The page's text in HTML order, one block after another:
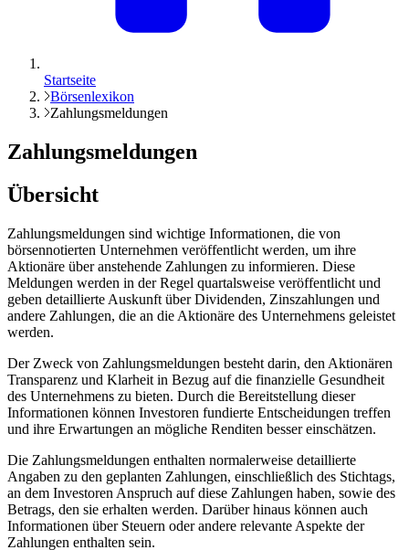
Startseite
Börsenlexikon
Zahlungsmeldungen
Zahlungsmeldungen
Übersicht
Zahlungsmeldungen sind wichtige Informationen, die von
börsennotierten Unternehmen veröffentlicht werden, um ihre
Aktionäre über anstehende Zahlungen zu informieren. Diese
Meldungen werden in der Regel quartalsweise veröffentlicht und
geben detaillierte Auskunft über Dividenden, Zinszahlungen und
andere Zahlungen, die an die Aktionäre des Unternehmens geleistet
werden.
Der Zweck von Zahlungsmeldungen besteht darin, den Aktionären
Transparenz und Klarheit in Bezug auf die finanzielle Gesundheit
des Unternehmens zu bieten. Durch die Bereitstellung dieser
Informationen können Investoren fundierte Entscheidungen treffen
und ihre Erwartungen an mögliche Renditen besser einschätzen.
Die Zahlungsmeldungen enthalten normalerweise detaillierte
Angaben zu den geplanten Zahlungen, einschließlich des Stichtags,
an dem Investoren Anspruch auf diese Zahlungen haben, sowie des
Betrags, den sie erhalten werden. Darüber hinaus können auch
Informationen über Steuern oder andere relevante Aspekte der
Zahlungen enthalten sein.